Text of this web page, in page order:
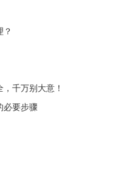
？
千万别大意！
要步骤